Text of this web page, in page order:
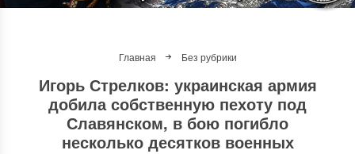
Главная Без рубрики
Игорь Стрелков: украинская армия
добила собственную пехоту под
Славянском, в бою погибло
несколько десятков военных